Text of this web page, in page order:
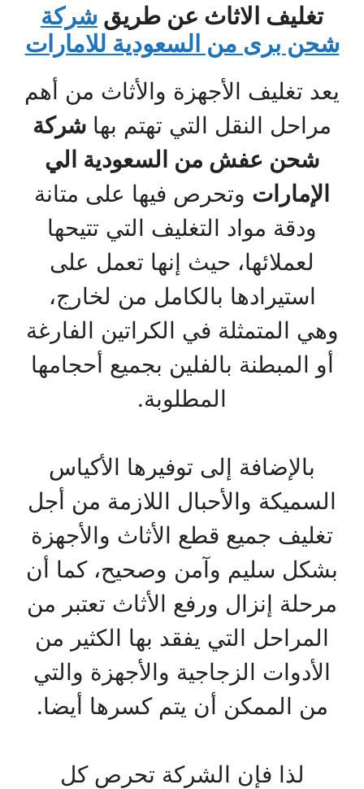
تغليف الاثاث عن طريق شركة
شحن برى من السعودية للامارات
يعد تغليف الأجهزة والأثاث من أهم
مراحل النقل التي تهتم بها شركة
شحن عفش من السعودية الي
الإمارات وتحرص فيها على متانة
ودقة مواد التغليف التي تتيحها
لعملائها، حيث إنها تعمل على
استيرادها بالكامل من لخارج،
وهي المتمثلة في الكراتين الفارغة
أو المبطنة بالفلين بجميع أحجامها
المطلوبة.
بالإضافة إلى توفيرها الأكياس
السميكة والأحبال اللازمة من أجل
تغليف جميع قطع الأثاث والأجهزة
بشكل سليم وآمن وصحيح، كما أن
مرحلة إنزال ورفع الأثاث تعتبر من
المراحل التي يفقد بها الكثير من
الأدوات الزجاجية والأجهزة والتي
من الممكن أن يتم كسرها أيضا.
لذا فإن الشركة تحرص كل